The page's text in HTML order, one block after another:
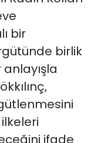
bir
birlik
ifade